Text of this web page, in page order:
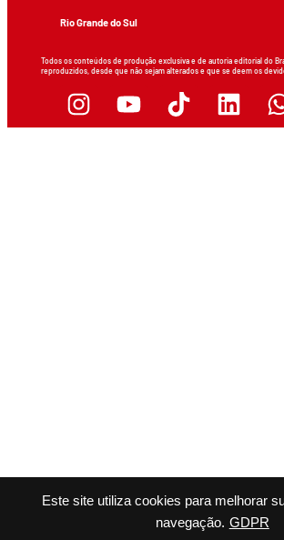
Este site utiliza cookies para melhorar
navegação. GDPR
Rio Grande do Sul
Todos os conteúdos de produção exclusiva e de autoria editorial do
reproduzidos, desde que não sejam alterados e que se deem os